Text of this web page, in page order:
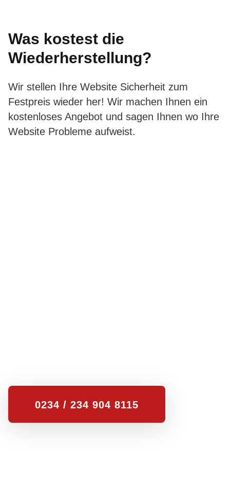
Was kostest die
Wiederherstellung?
Wir stellen Ihre Website Sicherheit zum
Festpreis wieder her! Wir machen Ihnen ein
kostenloses Angebot und sagen Ihnen wo Ihre
Website Probleme aufweist.
0234 / 234 904 8115